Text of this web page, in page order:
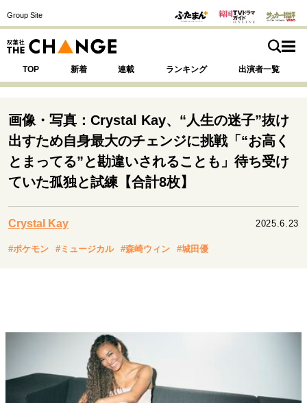
Group Site
TOP 新着 連載 ランキング 出演者一覧
SPECIAL 注目の記事テーマで探す
運命を変えた出会い
挫折からの再起
プロフェッショナルの矜持
セカンドキャリアの描き方
独立という決断
ファーストキャリアを拓く
画像・写真：Crystal Kay、“人生の迷子”抜け
出すため自身最大のチェンジに挑戦「“お高く
とまってる”と勘違いされることも」待ち受け
ていた孤独と試練【合計8枚】
Crystal Kay 2025.6.23
#ポケモン #ミュージカル #森崎ウィン #城田優